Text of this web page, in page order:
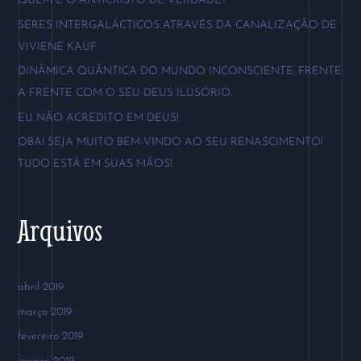
i
s
o
r
SERES INTERGALÁCTICOS ATRAVÉS DA CANALIZAÇÃO DE
VIVIENE KAUF
DINÂMICA QUÂNTICA DO MUNDO INCONSCIENTE: FRENTE
A FRENTE COM O SEU DEUS ILUSÓRIO.
EU NÃO ACREDITO EM DEUS!
OBA! SEJA MUITO BEM-VINDO AO SEU RENASCIMENTO!
TUDO ESTÁ EM SUAS MÃOS!
Arquivos
abril 2019
março 2019
fevereiro 2019